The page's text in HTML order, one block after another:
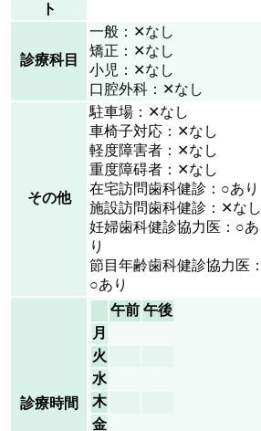
ト
診療科目
一般：✕なし
矯正：✕なし
小児：✕なし
口腔外科：✕なし
その他
駐車場：✕なし
車椅子対応：✕なし
軽度障害者：✕なし
重度障碍者：✕なし
在宅訪問歯科健診：○あり
施設訪問歯科健診：✕なし
妊婦歯科健診協力医：○あ
り
節目年齢歯科健診協力医：
○あり
診療時間
午前 午後
月
火
水
木
金